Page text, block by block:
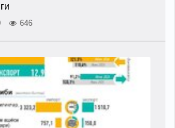
646